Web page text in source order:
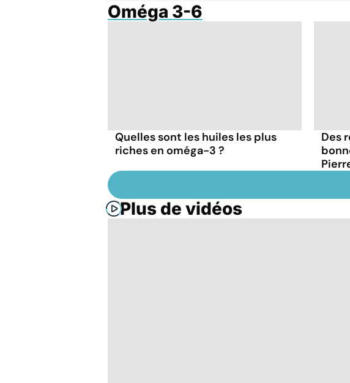
Oméga 3-6
Quelles sont les huiles les plus
riches en oméga-3 ?
Des
Plus de vidéos